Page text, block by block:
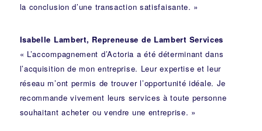
la conclusion d’une transaction satisfaisante. »
Isabelle Lambert, Repreneuse de Lambert Services
« L’accompagnement d’Actoria a été déterminant dans
l’acquisition de mon entreprise. Leur expertise et leur
réseau m’ont permis de trouver l’opportunité idéale. Je
recommande vivement leurs services à toute personne
souhaitant acheter ou vendre une entreprise. »